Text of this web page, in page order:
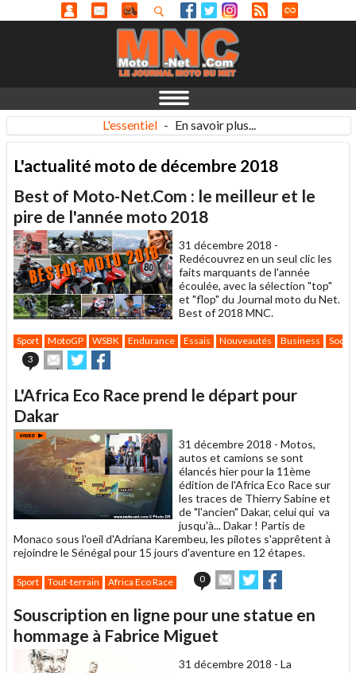
L'essentiel - En savoir plus...
L'actualité moto de décembre 2018
Best of Moto-Net.Com : le meilleur et le
pire de l'année moto 2018
31 décembre 2018 -
Redécouvrez en un seul clic les
faits marquants de l'année
écoulée, avec la sélection "top"
et "flop" du Journal moto du Net.
Best of 2018 MNC.
Sport MotoGP WSBK Endurance Essais Nouveautés Business
3
Envoyer
cet
à
un
ami
Partager
sur sur
L'Africa Eco Race prend le départ pour
Dakar
31 décembre 2018 - Motos,
autos et camions se sont
élancés hier pour la 11ème
édition de l'Africa Eco Race sur
les traces de Thierry Sabine et
de "l'ancien" Dakar, celui qui va
jusqu'à... Dakar ! Partis de
Monaco sous l'oeil d'Adriana Karembeu, les pilotes s'apprêtent à
rejoindre le Sénégal pour 15 jours d'aventure en 12 étapes.
Sport Tout-terrain Africa Eco Race 0
Envoyer
cet
à
un
ami
Partager
sur sur
Souscription en ligne pour une statue en
hommage à Fabrice Miguet
31 décembre 2018 - La